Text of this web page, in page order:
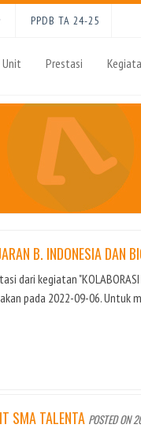
PPDB TA 24-25
Unit Prestasi
B. INDONESIA DAN
dari kegiatan "KOLABORASI
pada 2022-09-06.
SMA TALENTA POSTED ON